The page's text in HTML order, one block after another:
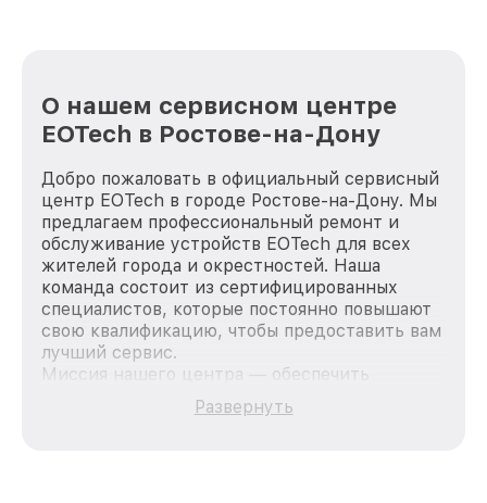
О нашем сервисном центре
EOTech в Ростове-на-Дону
Добро пожаловать в официальный сервисный
центр EOTech в городе Ростове-на-Дону. Мы
предлагаем профессиональный ремонт и
обслуживание устройств EOTech для всех
жителей города и окрестностей. Наша
команда состоит из сертифицированных
специалистов, которые постоянно повышают
свою квалификацию, чтобы предоставить вам
лучший сервис.
Миссия нашего центра — обеспечить
качественный и доступный ремонт для
каждого пользователя продукции EOTech, вне
Развернуть